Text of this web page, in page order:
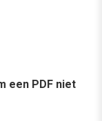
een PDF niet